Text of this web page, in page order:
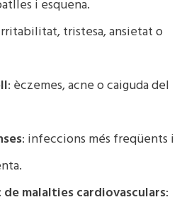
i esquena.
tristesa, ansietat o
: èczemes, acne o caiguda del
: infeccions més freqüents i
malalties cardiovasculars: